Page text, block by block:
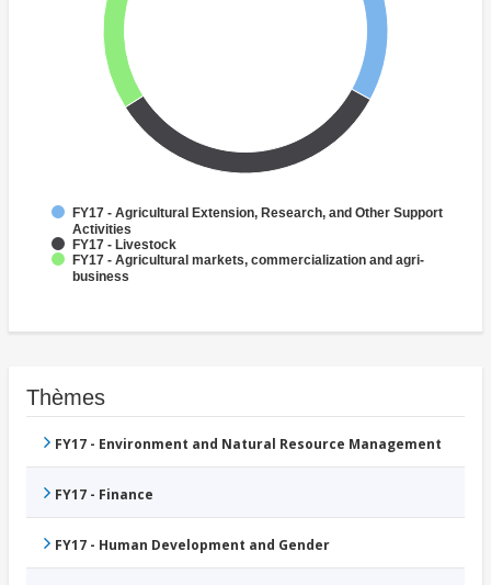
FY17 - Agricultural Extension, Research, and Other Support
Activities
FY17 - Livestock
FY17 - Agricultural markets, commercialization and agri-
business
Thèmes
FY17 - Environment and Natural Resource Management
FY17 - Finance
FY17 - Human Development and Gender